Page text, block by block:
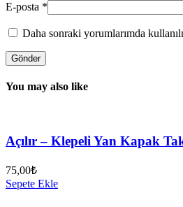
E-posta *
Daha sonraki yorumlarımda
You may also like
Açılır – Klepeli Yan Kapak
75,00₺
Sepete Ekle